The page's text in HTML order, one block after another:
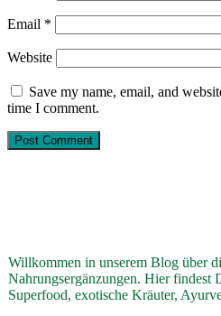
Email *
Website
Save my name, email, and
time I comment.
Willkommen in unserem Blog über
Nahrungsergänzungen. Hier findest
Superfood, exotische Kräuter,